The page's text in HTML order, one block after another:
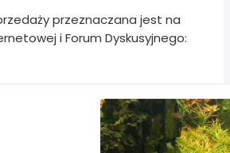
przeznaczana jest na
i Forum Dyskusyjnego: